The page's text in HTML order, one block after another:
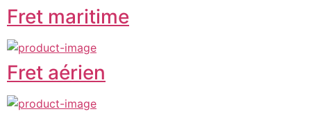
Fret maritime
Fret aérien